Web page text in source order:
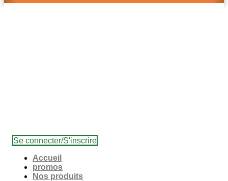
Se connecter/S'inscrire
Accueil
promos
Nos produits